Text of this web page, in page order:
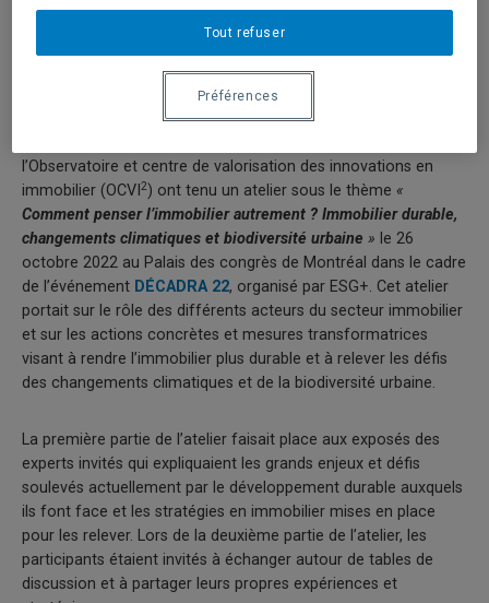
l’Observatoire et centre de valorisation des innovations en
immobilier (OCVI 2) ont tenu un atelier sous le thème «
Comment penser l’immobilier autrement ? Immobilier durable,
changements climatiques et biodiversité urbaine » le 26
octobre 2022 au Palais des congrès de Montréal dans le cadre
de l’événement DÉCADRA 22, organisé par ESG+. Cet atelier
portait sur le rôle des différents acteurs du secteur immobilier
et sur les actions concrètes et mesures transformatrices
visant à rendre l’immobilier plus durable et à relever les défis
des changements climatiques et de la biodiversité urbaine.
La première partie de l’atelier faisait place aux exposés des
experts invités qui expliquaient les grands enjeux et défis
soulevés actuellement par le développement durable auxquels
ils font face et les stratégies en immobilier mises en place
pour les relever. Lors de la deuxième partie de l’atelier, les
participants étaient invités à échanger autour de tables de
discussion et à partager leurs propres expériences et
Tout refuser
Préférences